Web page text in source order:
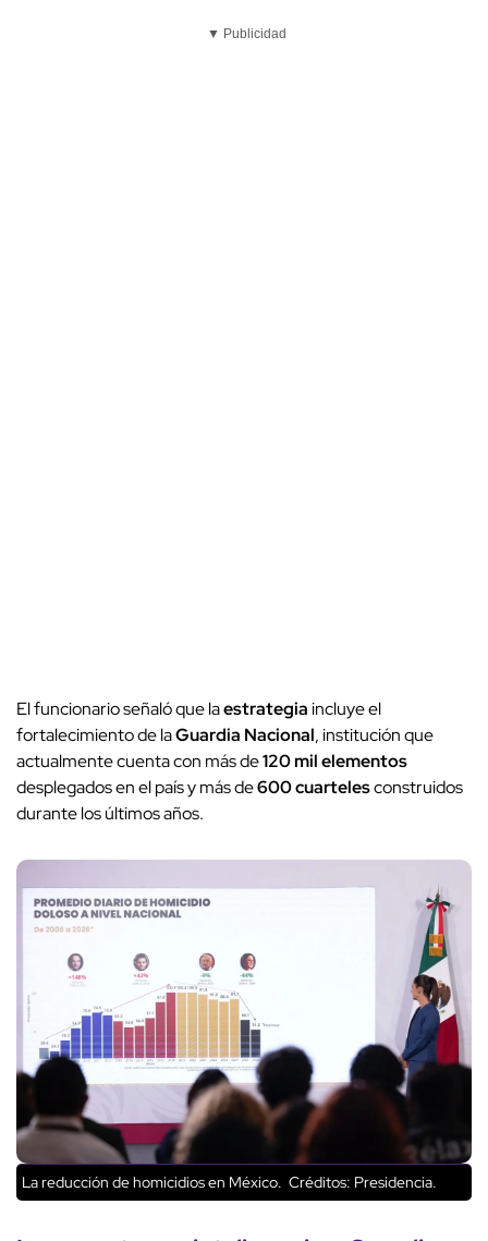
▼ Publicidad
El funcionario señaló que laestrategiaincluye el
fortalecimiento de laGuardia Nacional, institución que
actualmente cuenta con más de120 mil elementos
desplegados en el país y más de600 cuartelesconstruidos
durante los últimos años.
La reducción de homicidios en México. Créditos: Presidencia.